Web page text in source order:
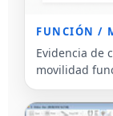
FUNCIÓN /
Evidencia de
movilidad